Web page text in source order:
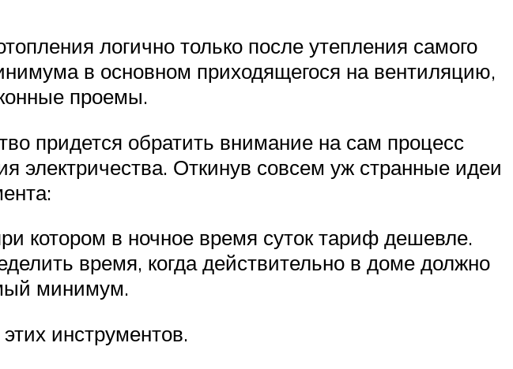
логично только после утепления самого
в основном приходящегося на вентиляцию,
проемы.
придется обратить внимание на сам процесс
электричества. Откинув совсем уж странные идеи
котором в ночное время суток тариф дешевле.
время, когда действительно в доме должно
минимум.
инструментов.